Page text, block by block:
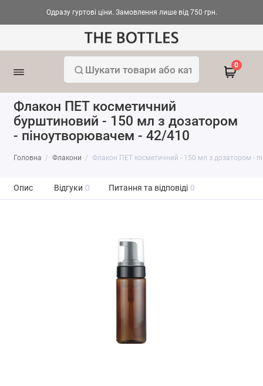
Одразу гуртові ціни. Замовлення лише від 750 грн.
0
Флакон ПЕТ косметичний
бурштиновий - 150 мл з дозатором
- піноутворювачем - 42/410
Головна Флакони Флакон ПЕТ косметичний - 150 мл з дозатором -
Опис Відгуки 0 Питання та відповіді 0